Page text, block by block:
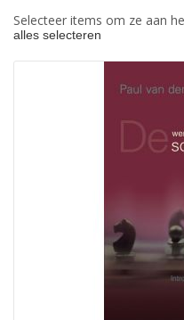
Selecteer items om ze aan
alles selecteren